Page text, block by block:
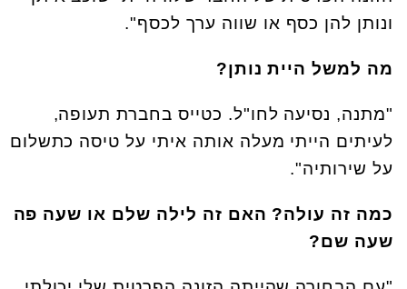
ונותן להן כסף או שווה ערך לכסף".
מה למשל היית נותן?
"מתנה, נסיעה לחו"ל. כטייס בחברת תעופה,
לעיתים הייתי מעלה אותה איתי על טיסה כתשלום
על שירותיה".
כמה זה עולה? האם זה לילה שלם או שעה פה
שעה שם?